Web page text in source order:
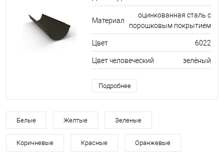
Материал
оцинкованная сталь с
порошковым покрытием
Цвет 6022
Цвет человеческий зелёный
Подробнее
Белые Желтые Зеленые
Коричневые Красные Оранжевые